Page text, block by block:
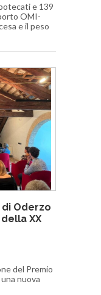
e 139
OMI-
e il peso
Oderzo
XX
del Premio
nuova